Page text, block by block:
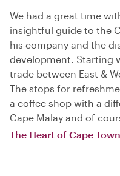
We had a great time
insightful guide to the
his company and the
development. Starting
trade between East &
The stops for
a coffee shop with a
Cape Malay and of
The Heart of Cape